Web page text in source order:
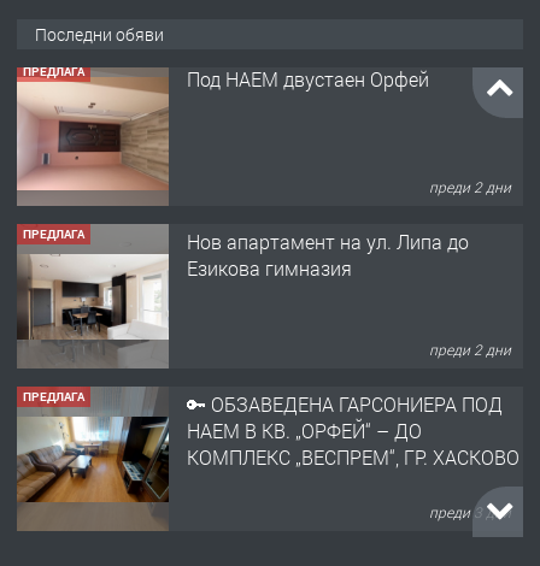
Последни обяви
ПРЕДЛАГА
Нов апартамент на ул. Липа до
преди 2 дни
ПРЕДЛАГА
🔑 ОБЗАВЕДЕНА ГАРСОНИЕРА ПОД
НАЕМ В КВ. „ОРФЕЙ“ – ДО
преди 3 дни
ПРЕДЛАГА
НАПЪЛНО ОБЗАВЕДЕН И
ОБОРУДВАН ТРИСТАЕН
АПАРТАМЕНТ В ЦЕНТЪРА НА ГР.
преди 4 дни